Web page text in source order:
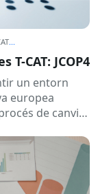
T-CAT: JCOP4
un entorn
europea
de canvi